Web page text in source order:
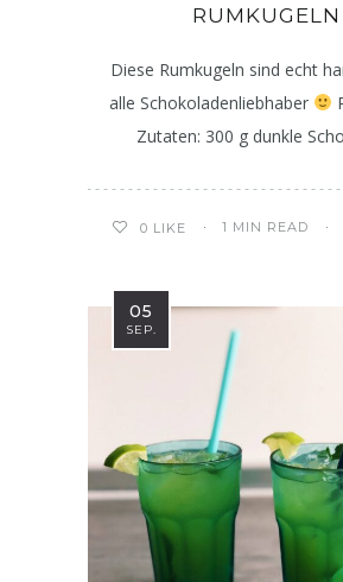
RUMKUGELN
Diese Rumkugeln sind echt
alle Schokoladenliebhaber
Zutaten: 300 g dunkle
0 LIKE 1 MIN READ
05
SEP.